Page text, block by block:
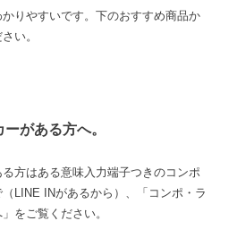
りやすいです。下のおすすめ商品か
い。
がある方へ。
方はある意味入力端子つきのコンポ
LINE INがあるから）、「コンポ・ラ
をご覧ください。